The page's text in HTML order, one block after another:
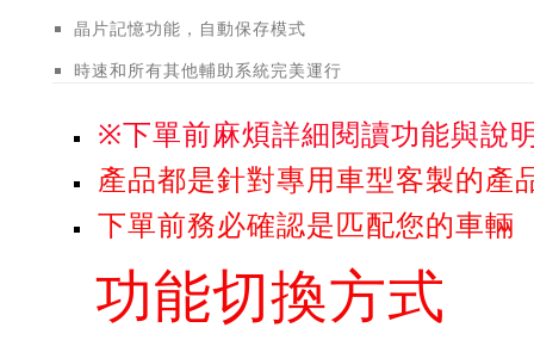
晶片記憶功能，自動保存模式
時速和所有其他輔助系統完美運行
※下單前麻煩詳細閱讀功能與說
產品都是針對專用車型客製的產
下單前務必確認是匹配您的車輛
功能切換方式